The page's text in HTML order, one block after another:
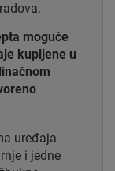
moguće
kupljene u
uređaja
i jedne